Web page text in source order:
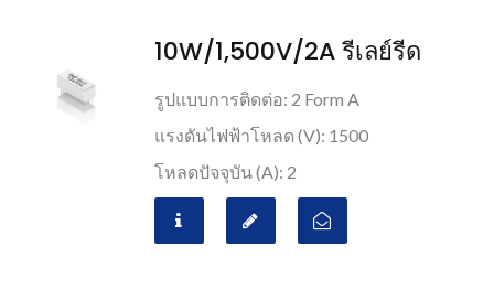
10W/1,500V/2A รีเลย์รีด
รูปแบบการติดต่อ: 2 Form A
แรงดันไฟฟ้าโหลด (V): 1500
โหลดปัจจุบัน (A): 2